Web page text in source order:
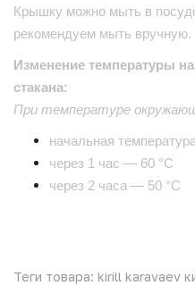
Крышку можно мыть в
рекомендуем мыть вручную.
Изменение температуры
стакана:
При температуре
начальная
через 1 час — 60 °С
через 2 часа — 50 °С
Теги товара: kirill karavaev